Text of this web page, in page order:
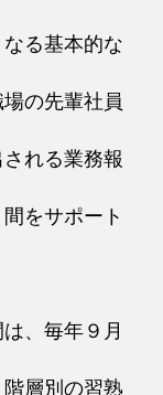
る基本的な
の先輩社員
れる業務報
をサポート
、毎年９月
層別の習熟